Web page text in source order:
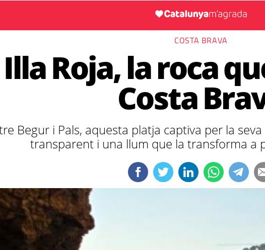
COSTA BRAVA
Illa Roja, la roca
Costa
Begur i Pals, aquesta platja captiva per la
transparent i una llum que la transforma a